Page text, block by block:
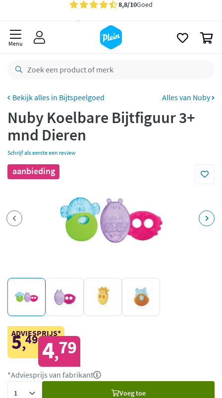
Gratisbezorging vanaf 35,- *
Bestelling uiterlijkzaterdag
retourneren
CO2 neutraal
Betaal met Klarna
Menu
Bijtspeelgoed Alles van Nuby
Nuby Koelbare Bijtfiguur 3+
mnd Dieren
Schrijf als eerste een review
aanbieding
ADVIESPRIJS*
5,49 4,79
*Adviesprijs van fabrikant
Voeg toe